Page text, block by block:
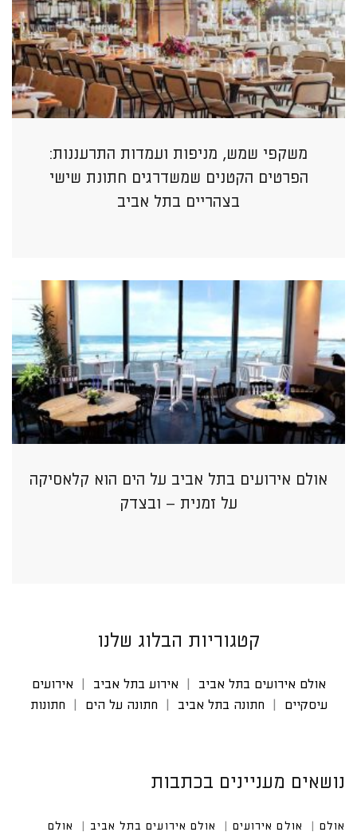
משקפי שמש, מניפות ועמדות התרעננות:
הפרטים הקטנים שמשדרגים חתונת שישי
בצהריים בתל אביב
אולם אירועים בתל אביב על הים הוא קלאסיקה
על זמנית – ובצדק
קטגוריות הבלוג שלנו
אולם אירועים בתל אביב אירוע בתל אביב
אירועים
עיסקיים
חתונה בתל אביב חתונה על הים חתונות
נושאים מעניינים בכתבות
אולם אולם אירועים אולם אירועים בתל אביב
אולם אי